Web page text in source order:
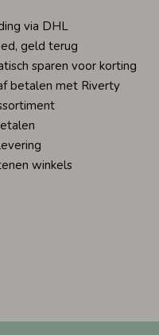
via DHL
geld terug
sparen voor korting
betalen met Riverty
winkels